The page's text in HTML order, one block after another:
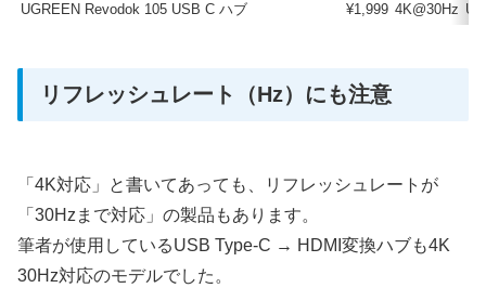
UGREEN Revodok 105 USB C ハブ
¥1,999 4K@30Hz
リフレッシュレート（Hz）にも注意
「4K対応」と書いてあっても、リフレッシュレートが
「30Hzまで対応」の製品もあります。
筆者が使用しているUSB Type-C → HDMI変換ハブも4K
30Hz対応のモデルでした。